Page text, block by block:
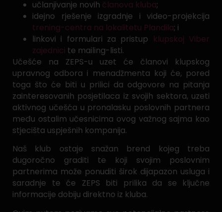
učlanjivanje novih članova kluba;
idejno rješenje izgradnje i video-projekcija
trening-centra na lokalitetu Plandila; i
linkovi i formulari za pristup klupskoj Viber
zajednici te mailing-listi.
Učešće na ZEPS-u uzet će članovi klupskog
upravnog odbora i menadžmenta koji će, pored
toga što će biti u prilici da odgovore na pitanja
zainteresovanih posjetilaca iz svojih sektora, uzeti
aktivnog učešća u pronalasku poslovnih partnera
među ostalim učesnicima ovog važnog sajma kao
stjecišta uspješnih kompanija.
Naš klub ostaje snažan brend kojeg treba
dugoročno graditi te koji svojim poslovnim
partnerima može ponuditi širok dijapazon usluga i
saradnje te će ZEPS biti prilika da se ključne
informacije dobiju direktno iz kluba.